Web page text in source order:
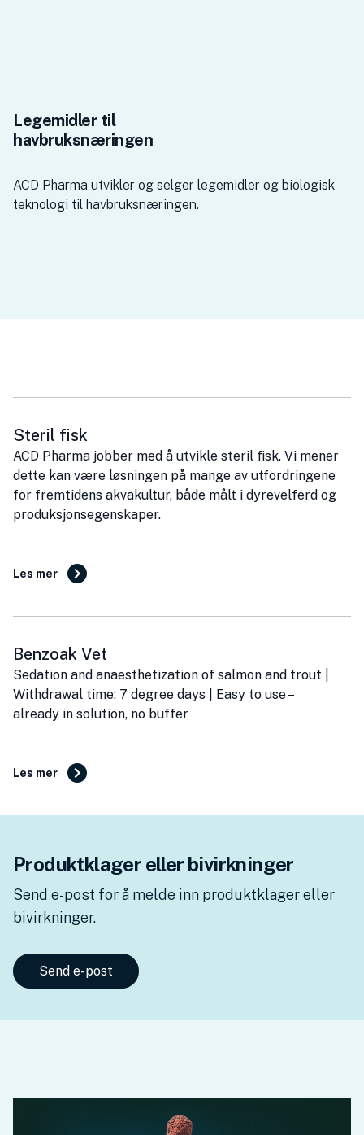
Legemidler til
havbruksnæringen
ACD Pharma utvikler og selger legemidler og biologisk
teknologi til havbruksnæringen.
Steril fisk
ACD Pharma jobber med å utvikle steril fisk. Vi mener
dette kan være løsningen på mange av utfordringene
for fremtidens akvakultur, både målt i dyrevelferd og
produksjonsegenskaper.
Les mer
Benzoak Vet
Sedation and anaesthetization of salmon and trout |
Withdrawal time: 7 degree days | Easy to use –
already in solution, no buffer
Les mer
Produktklager eller bivirkninger
Send e-post for å melde inn produktklager eller
bivirkninger.
Send e-post